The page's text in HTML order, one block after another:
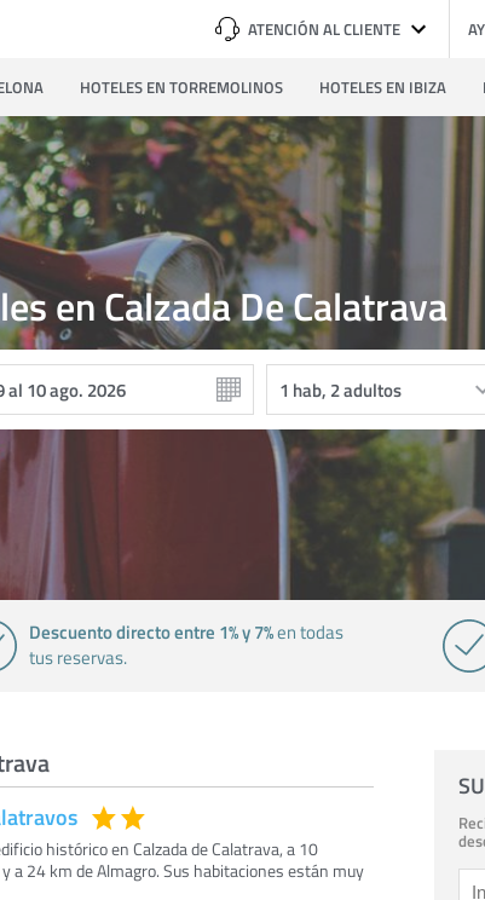
ATENCIÓN AL CLIENTE
HOTELES EN TORREMOLINOS HOTELES EN IBIZA
en Calzada De Calatrava
Descuento directo entre 1% y 7%en todas
tus reservas.
histórico en Calzada de Calatrava, a 10
a 24 km de Almagro. Sus habitaciones están muy